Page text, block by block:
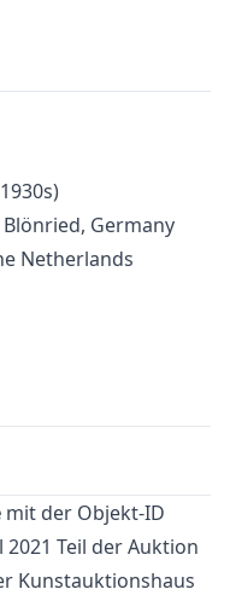
Germany
Netherlands
mit der Objekt-ID
Teil der Auktion
Kunstauktionshaus